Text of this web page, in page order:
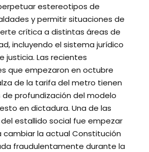
estereotipos de
y permitir situaciones de
crítica a distintas áreas de
incluyendo el sistema jurídico
justicia. Las recientes
que empezaron en octubre
de la tarifa del metro tienen
profundización del modelo
en dictadura. Una de las
estallido social fue empezar
cambiar la actual Constitución
fraudulentamente durante la